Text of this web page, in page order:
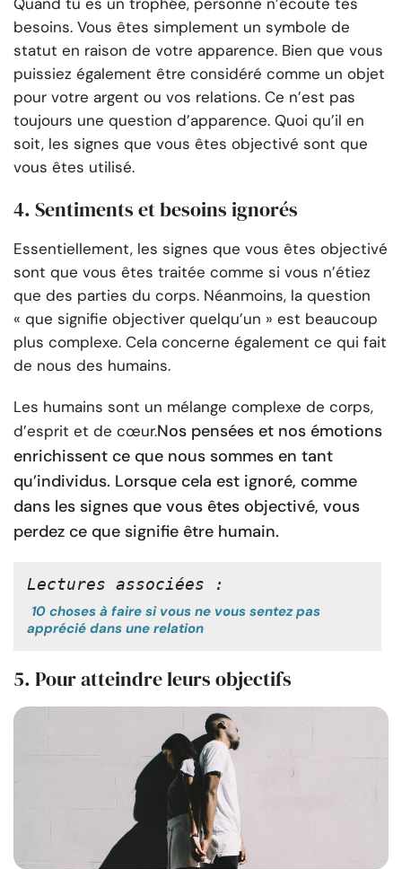
besoins. Vous êtes simplement un symbole de
statut en raison de votre apparence. Bien que vous
puissiez également être considéré comme un objet
pour votre argent ou vos relations. Ce n’est pas
toujours une question d’apparence. Quoi qu’il en
soit, les signes que vous êtes objectivé sont que
vous êtes utilisé.
4. Sentiments et besoins ignorés
Essentiellement, les signes que vous êtes objectivé
sont que vous êtes traitée comme si vous n’étiez
que des parties du corps. Néanmoins, la question
« que signifie objectiver quelqu’un » est beaucoup
plus complexe. Cela concerne également ce qui fait
de nous des humains.
Les humains sont un mélange complexe de corps,
d’esprit et de cœur.Nos pensées et nos émotions
enrichissent ce que nous sommes en tant
qu’individus. Lorsque cela est ignoré, comme
dans les signes que vous êtes objectivé, vous
perdez ce que signifie être humain.
Lectures associées :
10 choses à faire si vous ne vous sentez pas
apprécié dans une relation
5. Pour atteindre leurs objectifs